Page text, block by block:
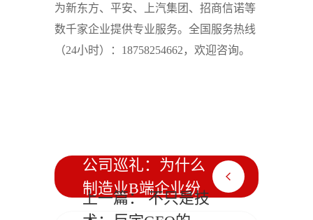
为新东方、平安、上汽集团、招商信诺等
数千家企业提供专业服务。全国服务热线
（24小时）：18758254662，欢迎咨询。
公司巡礼：为什么
制造业B端企业纷
纷选择巨宇？
上一篇： 不只是技